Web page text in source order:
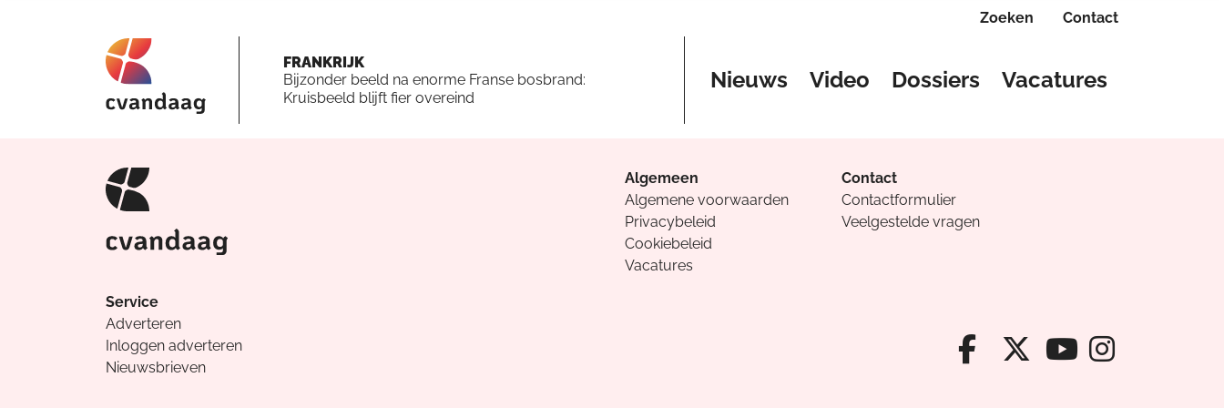
Zoeken Contact
FRANKRIJK
Bijzonder beeld na enorme Franse bosbrand:
Kruisbeeld blijft fier overeind
Nieuws Video Dossiers Vacatures
Algemeen
Algemene voorwaarden
Privacybeleid
Cookiebeleid
Vacatures
Contact
Contactformulier
Veelgestelde vragen
Service
Adverteren
Inloggen adverteren
Nieuwsbrieven
Facebook van
X van